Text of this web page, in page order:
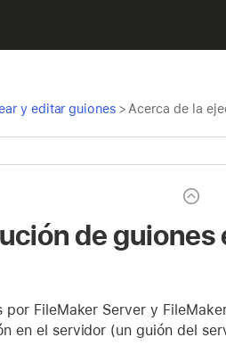
y editar guiones > Acerca de la
de
FileMaker Server y
en el servidor (un guión del